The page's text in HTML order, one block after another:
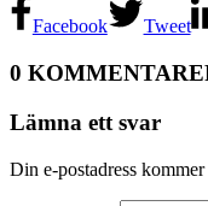
Facebook Tweet
0
Lämna ett svar
Din e-postadress